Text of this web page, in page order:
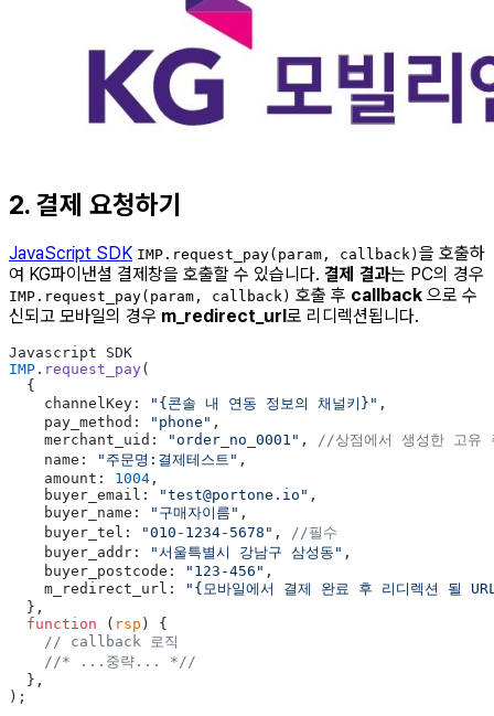
2. 결제 요청하기
JavaScript SDK IMP.request_pay(param, callback) 을 호출하
여 KG파이낸셜 결제창을 호출할 수 있습니다. 결제 결과는 PC의 경우
IMP.request_pay(param, callback) 호출 후 callback 으로 수
신되고 모바일의 경우 m_redirect_url로 리디렉션됩니다.
Javascript SDK
IMP . request_pay(
  {
    channelKey:
"{콘솔 내 연동 정보의 채널키}" ,
    pay_method:
"phone" ,
    merchant_uid:
"order_no_0001" , //상점에서 생성한 고유
    name:
"주문명:결제테스트" ,
    amount:
1004 ,
    buyer_email:
"test@portone.io" ,
    buyer_name:
"구매자이름" ,
    buyer_tel:
"010-1234-5678" , //필수
    buyer_addr:
"서울특별시 강남구 삼성동" ,
    buyer_postcode:
"123-456" ,
    m_redirect_url:
"{모바일에서 결제 완료 후 리디렉션 될
  },
  function
( rsp ) {
    // callback 로직
    //* ...중략... *//
  },
);